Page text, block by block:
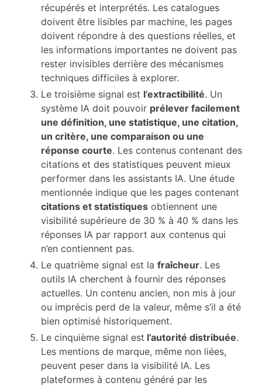
récupérés et interprétés. Les catalogues
doivent être lisibles par machine, les pages
doivent répondre à des questions réelles, et
les informations importantes ne doivent pas
rester invisibles derrière des mécanismes
techniques difficiles à explorer.
Le troisième signal est l’extractibilité. Un
système IA doit pouvoir prélever facilement
une définition, une statistique, une citation,
un critère, une comparaison ou une
réponse courte. Les contenus contenant des
citations et des statistiques peuvent mieux
performer dans les assistants IA. Une étude
mentionnée indique que les pages contenant
citations et statistiques obtiennent une
visibilité supérieure de 30 % à 40 % dans les
réponses IA par rapport aux contenus qui
n’en contiennent pas.
Le quatrième signal est la fraîcheur. Les
outils IA cherchent à fournir des réponses
actuelles. Un contenu ancien, non mis à jour
ou imprécis perd de la valeur, même s’il a été
bien optimisé historiquement.
Le cinquième signal est l’autorité distribuée.
Les mentions de marque, même non liées,
peuvent peser dans la visibilité IA. Les
plateformes à contenu généré par les